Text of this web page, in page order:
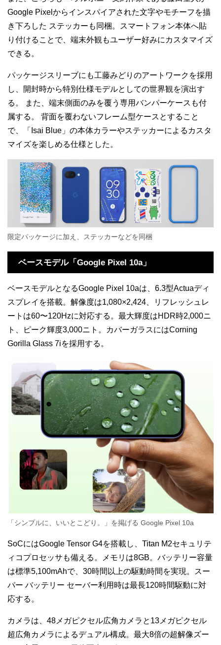
Google Pixelからインスパイアされた文字やモチーフを描
き下ろした ステッカーも同梱。スマートフォン本体へ貼
り付けることで、端末外観もユーザー好みにカスタマイズ
できる。
パッケージスリーブにも工藤みどりのアートワークを採用
し、開封時から特別仕様モデルとしての世界観を演出す
る。
また、端末側面のみを覆う専用バンパーケースも付
属する。
背面を覆わないフレーム型ケースとすること
で、「Isai Blue」の本体カラーやステッカーによるカスタ
マイズを楽しめる仕様とした。
限定パッケージに加え、ステッカーなどを同梱
ベースモデル「Google Pixel 10a」
ベースモデルとなるGoogle Pixel 10aは、6.3型Actuaディ
スプレイを搭載。解像度は1,080×2,424、リフレッシュレ
ートは60〜120Hzに対応する。最大輝度はHDR時2,000ニ
ト、ピーク輝度3,000ニト。カバーガラスにはCorning
Gorilla Glass 7iを採用する。
「シンプルに、いいとこどり。」を掲げる Google Pixel 10a
SoCにはGoogle Tensor G4を搭載し、Titan M2セキュリテ
ィコプロセッサも備える。メモリは8GB。バッテリー容量
は標準5,100mAhで、30時間以上の駆動時間を実現。スー
パー バッテリー セーバー利用時は最長120時間駆動に対
応する。
カメラは、48メガピクセル広角カメラと13メガピクセル
超広角カメラによるデュアル構成。最大8倍の超解像ズー